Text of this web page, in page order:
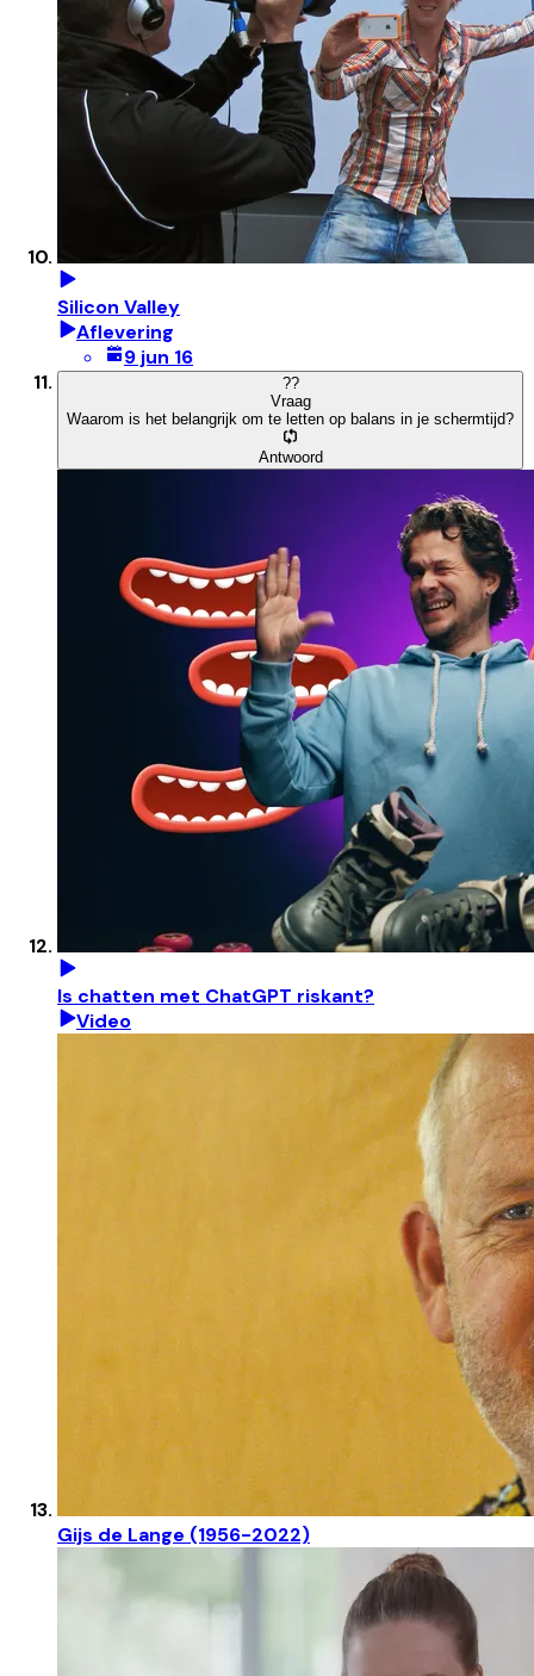
Silicon Valley
Aflevering
9 jun 16
??
Vraag
Waarom is het belangrijk om te letten op balans in je schermtijd?
Antwoord
Is chatten met ChatGPT riskant?
Video
Gijs de Lange (1956-2022)